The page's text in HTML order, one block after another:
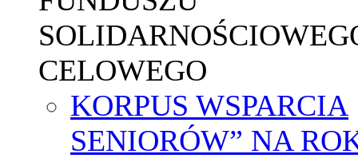
CELOWEGO
KORPUS WSPARCIA
SENIORÓW” NA